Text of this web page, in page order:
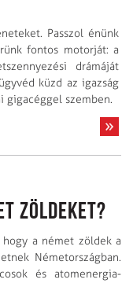
Passzol énünk
fontos motorját: a
drámáját
küzd az igazság
gigacéggel szemben.
Zöldeket?
a német zöldek a
Németországban.
és atomenergia-